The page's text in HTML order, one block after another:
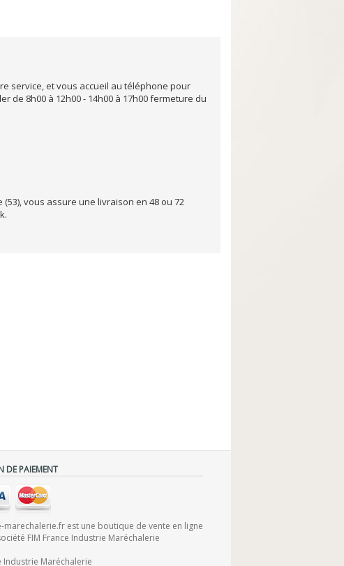
service, et vous accueil au téléphone pour
de 8h00 à 12h00 - 14h00 à 17h00 fermeture du
vous assure une livraison en 48 ou 72
DE PAIEMENT
marechalerie.fr est une boutique de vente en ligne
FIM France Industrie Maréchalerie
Industrie Maréchalerie